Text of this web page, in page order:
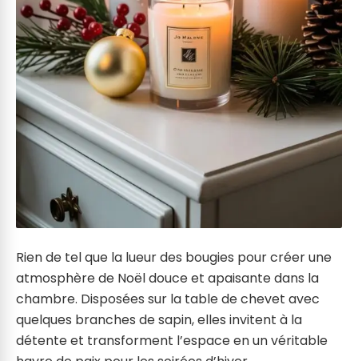
Rien de tel que la lueur des bougies pour créer une
atmosphère de Noël douce et apaisante dans la
chambre. Disposées sur la table de chevet avec
quelques branches de sapin, elles invitent à la
détente et transforment l’espace en un véritable